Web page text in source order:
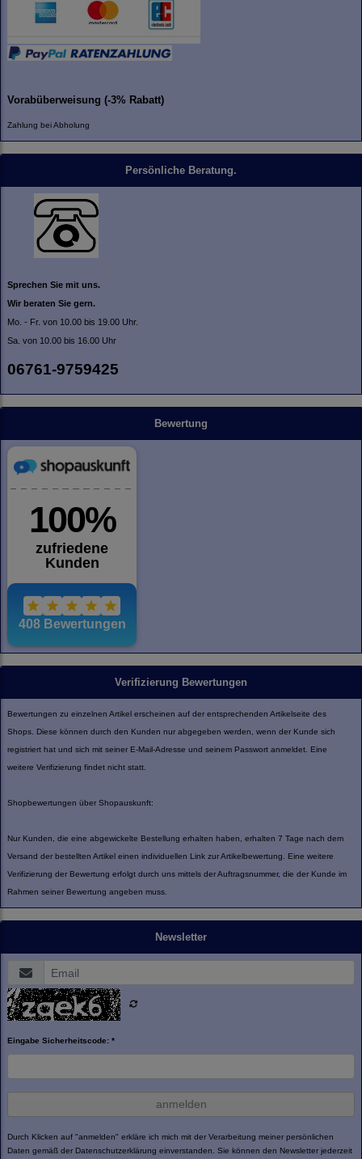
Vorabüberweisung (-3% Rabatt)
Zahlung bei Abholung
Persönliche Beratung.
Sprechen Sie mit uns.
Wir beraten Sie gern.
Mo. - Fr. von 10.00 bis 19.00 Uhr.
Sa. von 10.00 bis 16.00 Uhr
06761-9759425
Bewertung
Verifizierung Bewertungen
Bewertungen zu einzelnen Artikel erscheinen auf der entsprechenden Artikelseite des
Shops. Diese können durch den Kunden nur abgegeben werden, wenn der Kunde sich
registriert hat und sich mit seiner E-Mail-Adresse und seinem Passwort anmeldet. Eine
weitere Verifizierung findet nicht statt.
Shopbewertungen über Shopauskunft:
Nur Kunden, die eine abgewickelte Bestellung erhalten haben, erhalten 7 Tage nach dem
Versand der bestellten Artikel einen individuellen Link zur Artikelbewertung. Eine weitere
Verifizierung der Bewertung erfolgt durch uns mittels der Auftragsnummer, die der Kunde im
Rahmen seiner Bewertung angeben muss.
Newsletter
Eingabe Sicherheitscode: *
anmelden
Durch Klicken auf "anmelden" erkläre ich mich mit der Verarbeitung meiner persönlichen
Daten gemäß der Datenschutzerklärung einverstanden. Sie können den Newsletter jederzeit